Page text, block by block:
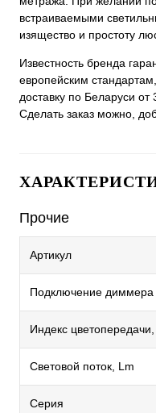
встраиваемыми
изящество и простоту
Известность бренда
европейским
доставку по Беларуси от
Сделать заказ можно,
Прочие
Артикул
Подключение диммера
Индекс
Световой поток, Lm
Серия